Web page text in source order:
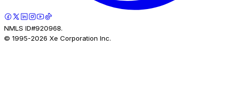
NMLS ID#920968.
© 1995-2026 Xe Corporation Inc.